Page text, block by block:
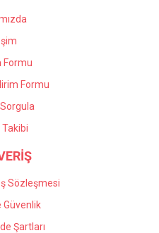
Formu
Formu
Takibi
Sözleşmesi
Güvenlik
Şartları